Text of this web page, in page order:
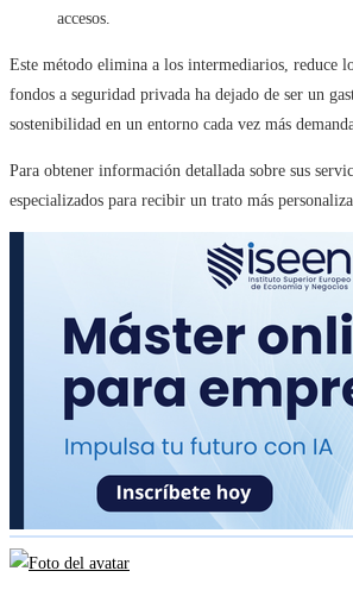
accesos.
Este método elimina a los intermediarios, reduce
fondos a seguridad privada ha dejado de ser un
sostenibilidad en un entorno cada vez más
Para obtener información detallada sobre sus
especializados para recibir un trato más